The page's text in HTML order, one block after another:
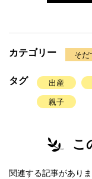
カテゴリー そだ
タグ 出産
親子
こ
関連する記事がありま